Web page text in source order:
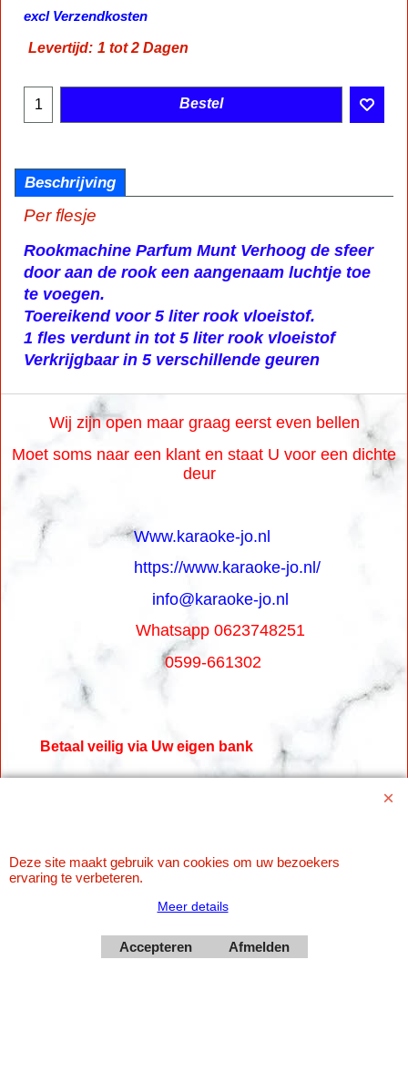
€7.95 incl BTW
excl Verzendkosten
Beschrijving
Per flesje
Rookmachine Parfum MuntVerhoog de sfeer
door aan de rook een aangenaam luchtje toe
te voegen.
Toereikend voor 5 liter rook vloeistof.
1 fles verdunt in tot 5 liter rook vloeistof
Verkrijgbaar in 5 verschillende geuren
Wij zijn open maar graag eerst even bellen
Moet soms naar een klant en staat U voor een dichte
deur
Www.karaoke-jo.nl
https://www.karaoke-jo.nl/
info@karaoke-jo.nl
Whatsapp 0623748251
0599-661302
Betaal veilig via Uw eigen bank
Deze site maakt gebruik van cookies om uw bezoekers
ervaring te verbeteren.
Meer details
Accepteren Afmelden